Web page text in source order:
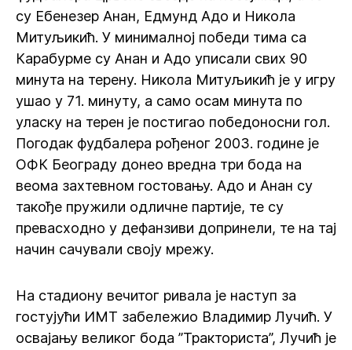
су Ебенезер Анан, Едмунд Адо и Никола
Митуљикић. У минималној победи тима са
Карабурме су Анан и Адо уписали свих 90
минута на терену. Никола Митуљикић је у игру
ушао у 71. минуту, а само осам минута по
уласку на терен је постигао победоносни гол.
Погодак фудбалера рођеног 2003. године је
ОФК Београду донео вредна три бода на
веома захтевном гостовању. Адо и Анан су
такође пружили одличне партије, те су
превасходно у дефанзиви допринели, те на тај
начин сачували своју мрежу.
На стадиону вечитог ривала је наступ за
гостујући ИМТ забележио Владимир Лучић. У
освајању великог бода ”Тракториста”, Лучић је